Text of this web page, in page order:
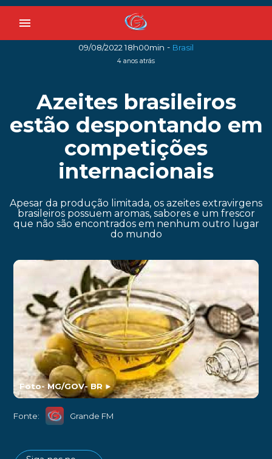
menu
09/08/2022 18h00min - Brasil
4 anos atrás
Azeites brasileiros
estão despontando em
competições
internacionais
Apesar da produção limitada, os azeites extravirgens
brasileiros possuem aromas, sabores e um frescor
que não são encontrados em nenhum outro lugar
do mundo
Foto- MG/GOV- BR ►
Fonte: Grande FM